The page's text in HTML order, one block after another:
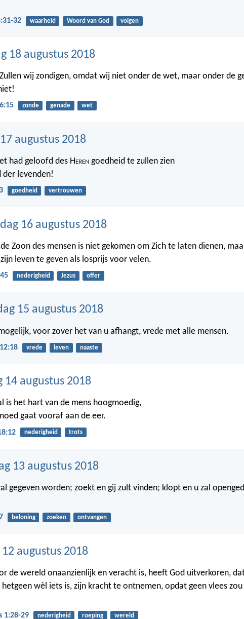
32 waarheid Woord van God volgen
18 augustus 2018
wij zondigen, omdat wij niet onder de wet, maar onder de
zonde genade wet
augustus 2018
had geloofd des Heren goedheid te zullen zien
der levenden!
goedheid vertrouwen
16 augustus 2018
Zoon des mensen is niet gekomen om Zich te laten dienen,
leven te geven als losprijs voor velen.
nederigheid Jezus offer
15 augustus 2018
voor zover het van u afhangt, vrede met alle mensen.
vrede leven naaste
14 augustus 2018
is het hart van de mens hoogmoedig,
gaat vooraf aan de eer.
nederigheid trots
13 augustus 2018
gegeven worden; zoekt en gij zult vinden; klopt en u zal
beloning zoeken ontvangen
augustus 2018
de wereld onaanzienlijk en veracht is, heeft God uitverkoren,
hetgeen wèl iets is, zijn kracht te ontnemen, opdat geen vlees
1:28-29 nederigheid roeping wereld